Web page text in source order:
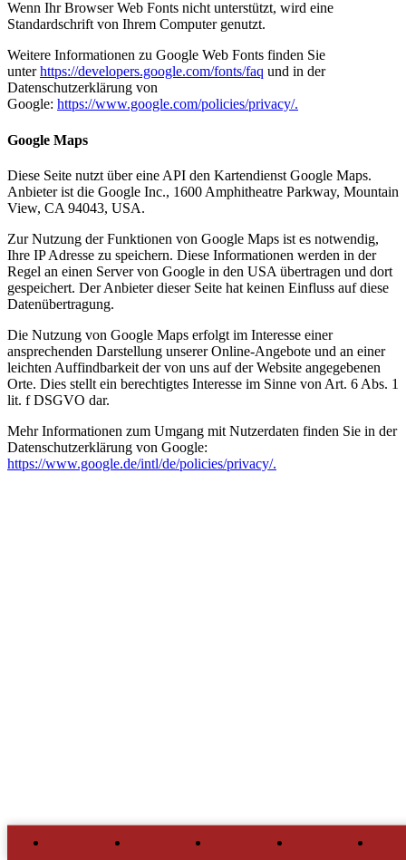
Wenn Ihr Browser Web Fonts nicht unterstützt, wird eine
Standardschrift von Ihrem Computer genutzt.
Weitere Informationen zu Google Web Fonts finden Sie
unterhttps://developers.google.com/fonts/faq und in der
Datenschutzerklärung von
Google: https://www.google.com/policies/privacy/.
Google Maps
Diese Seite nutzt über eine API den Kartendienst Google Maps.
Anbieter ist die Google Inc., 1600 Amphitheatre Parkway, Mountain
View, CA 94043, USA.
Zur Nutzung der Funktionen von Google Maps ist es notwendig,
Ihre IP Adresse zu speichern. Diese Informationen werden in der
Regel an einen Server von Google in den USA übertragen und dort
gespeichert. Der Anbieter dieser Seite hat keinen Einfluss auf diese
Datenübertragung.
Die Nutzung von Google Maps erfolgt im Interesse einer
ansprechenden Darstellung unserer Online-Angebote und an einer
leichten Auffindbarkeit der von uns auf der Website angegebenen
Orte. Dies stellt ein berechtigtes Interesse im Sinne von Art. 6 Abs. 1
lit. f DSGVO dar.
Mehr Informationen zum Umgang mit Nutzerdaten finden Sie in der
Datenschutzerklärung von Google:
https://www.google.de/intl/de/policies/privacy/.